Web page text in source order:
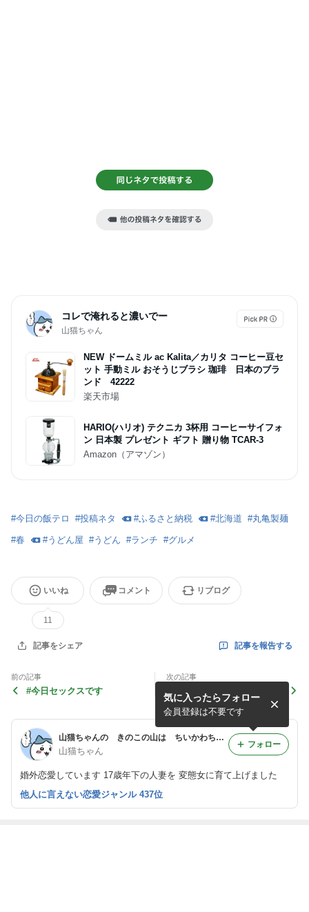
コレで淹れると濃いでー
山猫ちゃん
NEW ドームミル ac Kalita／カリタ コーヒー豆セ
ット 手動ミル おそうじブラシ 珈琲 日本のブラ
ンド 42222
楽天市場
HARIO(ハリオ) テクニカ 3杯用 コーヒーサイフォ
ン 日本製 プレゼント ギフト 贈り物 TCAR-3
Amazon（アマゾン）
#今日の飯テロ #投稿ネタ #ふるさと納税 #北海道 #丸亀製麺
#春 #うどん屋 #うどん #ランチ #グルメ
いいね
11
コメント リブログ
記事をシェア 記事を報告する
前の記事
#今日セックスです
次の記事
海外マスコミに頼るしか無い
な
山猫ちゃんの きのこの山は ちいかわちゃん
山猫ちゃん
婚外恋愛しています 17歳年下の人妻を 変態女に育て上げました
気に入ったらフォロー
会員登録は不要です
フォロー
他人に言えない恋愛ジャンル 437位